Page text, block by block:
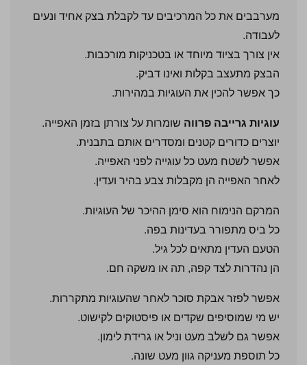
מערבבים את כל המרכיבים עד לקבלת בצק אחיד ונעים
לעבודה.
אין צורך בציוד מיוחד או בטכניקות מורכבות.
הבצק מתעצב בקלות ואינו דביק.
כך אפשר להכין את העוגיות במהירות.
עוגיות גרייבה פרווה שומרות על צורתן בזמן האפייה.
יוצרים כדורים קטנים ומסדרים אותם בתבנית.
אפשר לשטח מעט כל עוגייה לפני האפייה.
לאחר האפייה הן מקבלות צבע בהיר ועדין.
המרקם הנימוח הוא סימן ההיכר של העוגיות.
כל ביס מתפורר בעדינות בפה.
הטעם העדין מתאים לכל גיל.
הן נהדרות לצד קפה, תה או משקה חם.
אפשר לפזר אבקת סוכר לאחר שהעוגיות מתקררות.
יש מי שמוסיפים שקדים או פיסטוקים לקישוט.
אפשר גם לשלב מעט וניל או גרידת לימון.
כל תוספת מעניקה גוון מעט שונה.